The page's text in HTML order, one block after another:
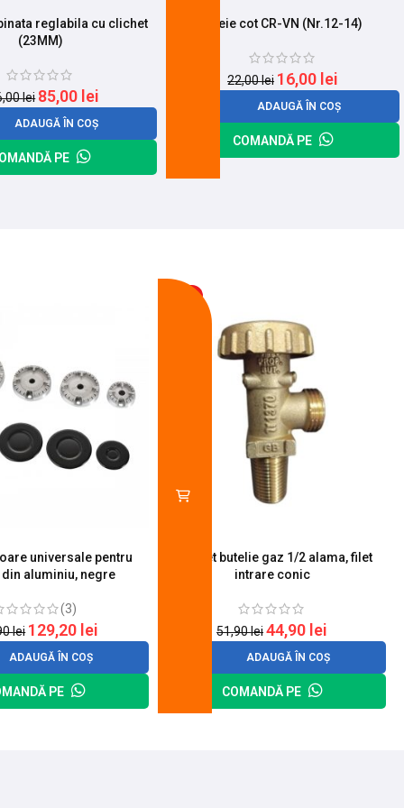
reglabila cu clichet
(23MM)
lei 85,00 lei
ADAUGĂ ÎN COȘ
PE
Cheie cot CR-VN (Nr.12-14)
22,00lei 16,00 lei
ADAUGĂ ÎN COȘ
COMANDĂ PE
universale pentru
aluminiu, negre
(3)
lei 129,20 lei
ADAUGĂ ÎN COȘ
PE
Robinet butelie gaz 1/2 alama, filet
intrare conic
51,90lei44,90 lei
ADAUGĂ ÎN COȘ
COMANDĂ PE